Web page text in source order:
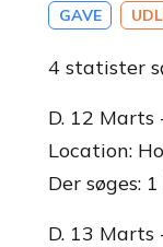
GAVE
4 statister
D. 12 Marts
Location:
Der søges:
D. 13 Marts